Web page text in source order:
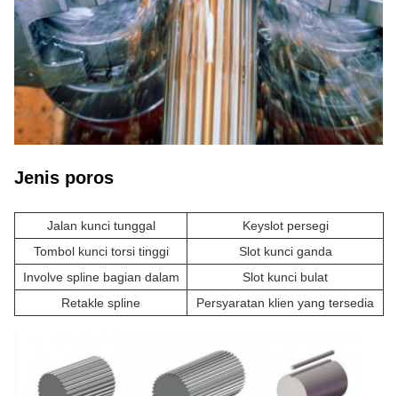
Jenis poros
Jalan kunci tunggal
Keyslot persegi
Tombol kunci torsi tinggi
Slot kunci ganda
Involve spline bagian dalam
Slot kunci bulat
Retakle spline
Persyaratan klien yang tersedia